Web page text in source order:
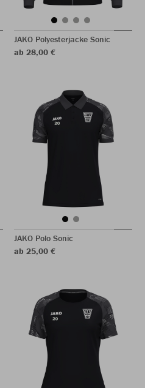
JAKO Polyesterjacke Sonic
ab 28,00 €
JAKO Polo Sonic
ab 25,00 €